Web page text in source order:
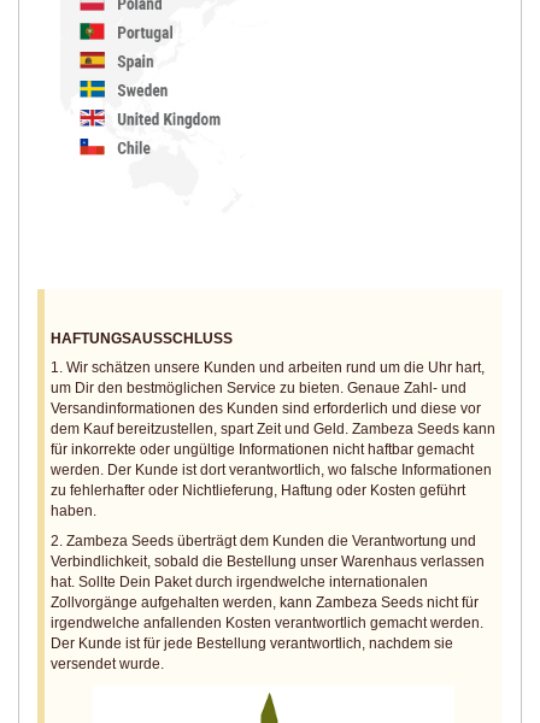
HAFTUNGSAUSSCHLUSS
1. Wir schätzen unsere Kunden und arbeiten rund um die Uhr hart,
um Dir den bestmöglichen Service zu bieten. Genaue Zahl- und
Versandinformationen des Kunden sind erforderlich und diese vor
dem Kauf bereitzustellen, spart Zeit und Geld. Zambeza Seeds kann
für inkorrekte oder ungültige Informationen nicht haftbar gemacht
werden. Der Kunde ist dort verantwortlich, wo falsche Informationen
zu fehlerhafter oder Nichtlieferung, Haftung oder Kosten geführt
haben.
2. Zambeza Seeds überträgt dem Kunden die Verantwortung und
Verbindlichkeit, sobald die Bestellung unser Warenhaus verlassen
hat. Sollte Dein Paket durch irgendwelche internationalen
Zollvorgänge aufgehalten werden, kann Zambeza Seeds nicht für
irgendwelche anfallenden Kosten verantwortlich gemacht werden.
Der Kunde ist für jede Bestellung verantwortlich, nachdem sie
versendet wurde.